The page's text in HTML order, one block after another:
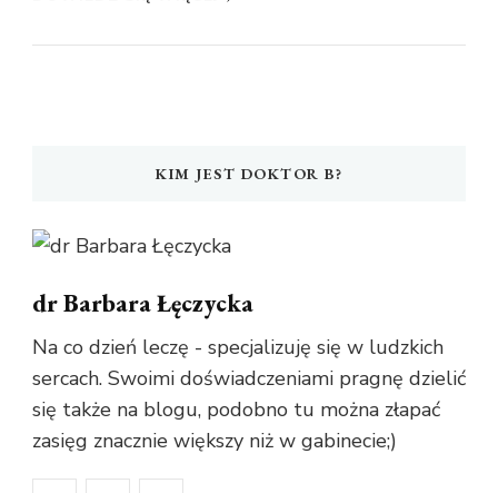
KIM JEST DOKTOR B?
dr Barbara Łęczycka
Na co dzień leczę - specjalizuję się w ludzkich
sercach. Swoimi doświadczeniami pragnę dzielić
się także na blogu, podobno tu można złapać
zasięg znacznie większy niż w gabinecie;)